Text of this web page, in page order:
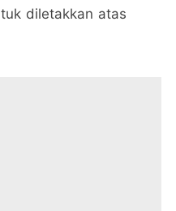
diletakkan atas